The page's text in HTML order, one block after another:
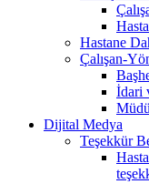
Hastane
Çalışan-
İdari
Dijital Medya
Teşekkür